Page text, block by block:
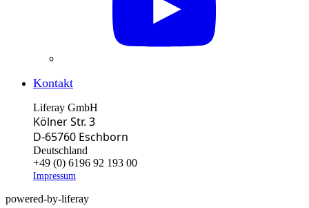
Kontakt
Liferay GmbH
Kölner Str. 3
D-65760 Eschborn
Deutschland
+49 (0) 6196 92 193 00
Impressum
powered-by-liferay